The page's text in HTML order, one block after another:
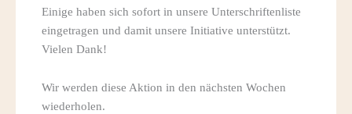
Einige haben sich sofort in unsere Unterschriftenliste
eingetragen und damit unsere Initiative unterstützt.
Vielen Dank!
Wir werden diese Aktion in den nächsten Wochen
wiederholen.